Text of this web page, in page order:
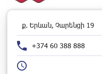
ք. Երևան, Չարենցի 19
+374 60 388 888